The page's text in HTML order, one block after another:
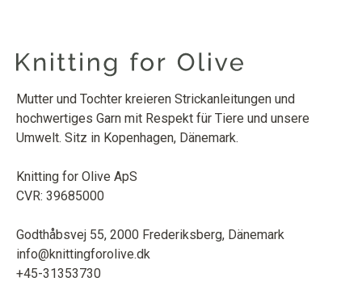
Mutter und Tochter kreieren Strickanleitungen und
hochwertiges Garn mit Respekt für Tiere und unsere
Umwelt. Sitz in Kopenhagen, Dänemark.
Knitting for Olive ApS
CVR: 39685000
Godthåbsvej 55, 2000 Frederiksberg, Dänemark
info@knittingforolive.dk
+45-31353730